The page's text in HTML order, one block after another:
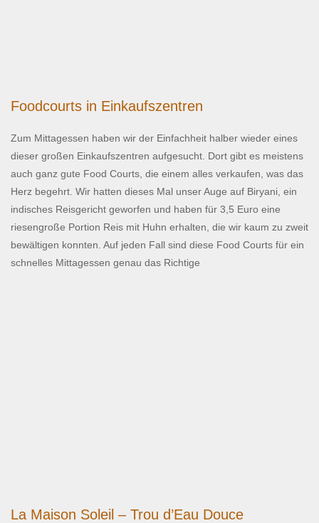
Foodcourts in Einkaufszentren
Zum Mittagessen haben wir der Einfachheit halber wieder eines
dieser großen Einkaufszentren aufgesucht. Dort gibt es meistens
auch ganz gute Food Courts, die einem alles verkaufen, was das
Herz begehrt. Wir hatten dieses Mal unser Auge auf Biryani, ein
indisches Reisgericht geworfen und haben für 3,5 Euro eine
riesengroße Portion Reis mit Huhn erhalten, die wir kaum zu zweit
bewältigen konnten. Auf jeden Fall sind diese Food Courts für ein
schnelles Mittagessen genau das Richtige
La Maison Soleil – Trou d’Eau Douce